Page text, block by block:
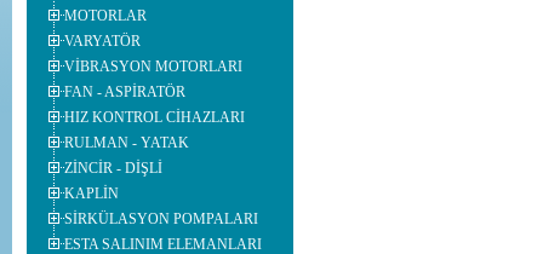
MOTORLAR
VARYATÖR
VİBRASYON MOTORLARI
FAN - ASPİRATÖR
HIZ KONTROL CİHAZLARI
RULMAN - YATAK
ZİNCİR - DİŞLİ
KAPLİN
SİRKÜLASYON POMPALARI
ESTA SALINIM ELEMANLARI